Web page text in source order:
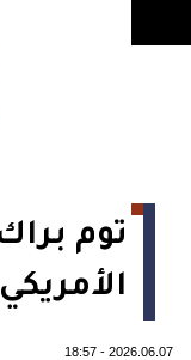
توم
2026.06.07
-
18:57